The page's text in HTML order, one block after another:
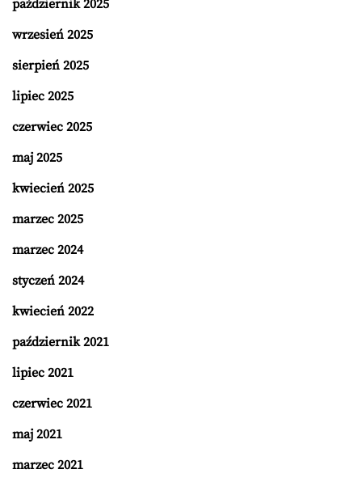
październik 2025
wrzesień 2025
sierpień 2025
lipiec 2025
czerwiec 2025
maj 2025
kwiecień 2025
marzec 2025
marzec 2024
styczeń 2024
kwiecień 2022
październik 2021
lipiec 2021
czerwiec 2021
maj 2021
marzec 2021